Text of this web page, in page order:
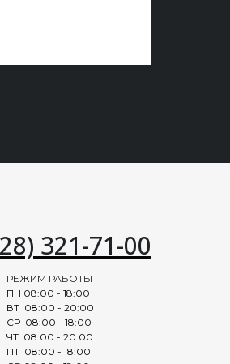
321-71-00
РЕЖИМ РАБОТЫ
ПН 08:00 - 18:00
ВТ 08:00 - 20:00
СР 08:00 - 18:00
ЧТ 08:00 - 20:00
ПТ 08:00 - 18:00